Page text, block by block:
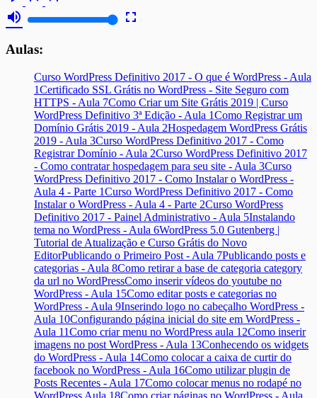
volume_up
fullscreen
Aulas:
Curso WordPress Definitivo 2017 - O que é WordPress - Aula
1Certificado SSL Grátis no WordPress - Site Seguro com
HTTPS - Aula 7Como Criar um Site Grátis 2019 | Curso
WordPress Definitivo 3ª Edição - Aula 1Como Registrar um
Domínio Grátis 2019 - Aula 2Hospedagem WordPress Grátis
2019 - Aula 3Curso WordPress Definitivo 2017 - Como
Registrar Domínio - Aula 2Curso WordPress Definitivo 2017
- Como contratar hospedagem para seu site - Aula 3Curso
WordPress Definitivo 2017 - Como Instalar o WordPress -
Aula 4 - Parte 1Curso WordPress Definitivo 2017 - Como
Instalar o WordPress - Aula 4 - Parte 2Curso WordPress
Definitivo 2017 - Painel Administrativo - Aula 5Instalando
tema no WordPress - Aula 6WordPress 5.0 Gutenberg |
Tutorial de Atualização e Curso Grátis do Novo
EditorPublicando o Primeiro Post - Aula 7Publicando posts e
categorias - Aula 8Como retirar a base de categoria category
da url no WordPressComo inserir vídeos do youtube no
WordPress - Aula 15Como editar posts e categorias no
WordPress - Aula 9Inserindo logo no cabeçalho WordPress -
Aula 10Configurando página inicial do site em WordPress -
Aula 11Como criar menu no WordPress aula 12Como inserir
imagens no post WordPress - Aula 13Conhecendo os widgets
do WordPress - Aula 14Como colocar a caixa de curtir do
facebook no WordPress - Aula 16Como utilizar plugin de
Posts Recentes - Aula 17Como colocar menus no rodapé no
WordPress Aula 18Como criar páginas no WordPress - Aula